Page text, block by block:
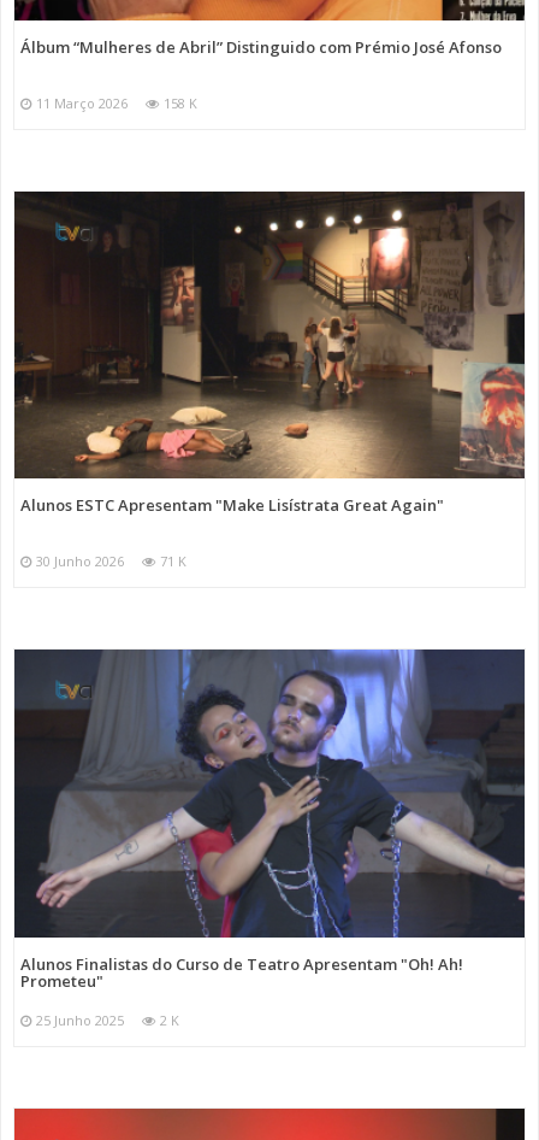
Álbum “Mulheres de Abril” Distinguido com Prémio José Afonso
11 Março 2026 158 K
Alunos ESTC Apresentam "Make Lisístrata Great Again"
30 Junho 2026 71 K
Alunos Finalistas do Curso de Teatro Apresentam "Oh! Ah!
Prometeu"
25 Junho 2025 2 K